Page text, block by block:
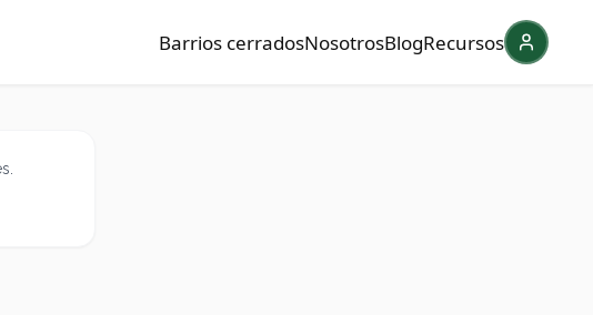
Barrios cerradosNosotrosBlogRecursos